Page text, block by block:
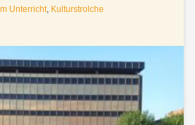
Unterricht, Kulturstrolche